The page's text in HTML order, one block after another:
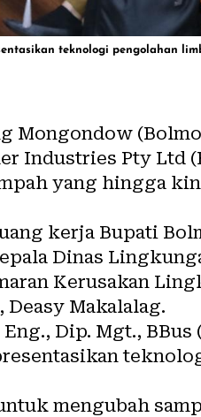
teknologi pengolahan
Mongondow
Industries Pty Ltd
yang hingga
kerja Bupati
Dinas
Kerusakan
Deasy Makalalag.
Dip. Mgt., BBus
mengubah